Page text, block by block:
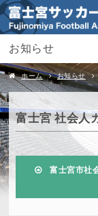
お知らせ
ホーム お知らせ
富士宮 社会人
富士宮市社